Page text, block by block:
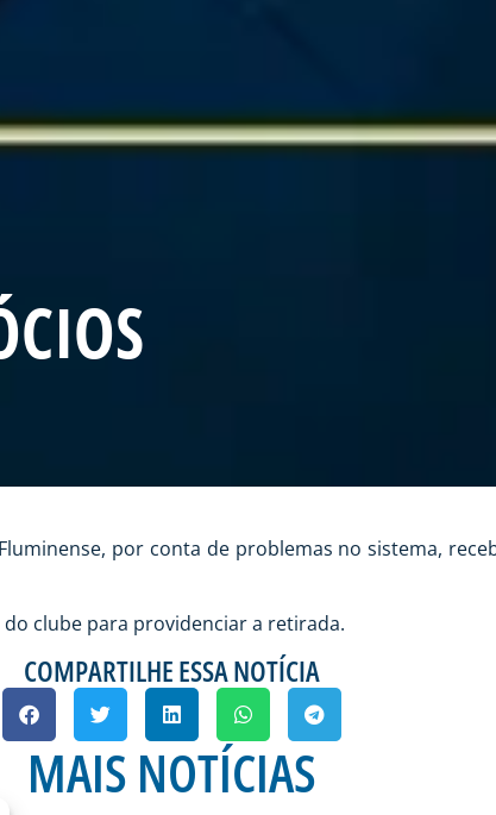
por conta de problemas no sistema,
clube para providenciar a retirada.
COMPARTILHE ESSA NOTÍCIA
MAIS NOTÍCIAS